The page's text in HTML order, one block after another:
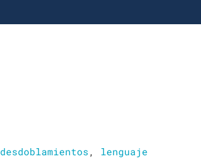
desdoblamientos, lenguaje